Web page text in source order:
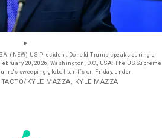
(NEW) US President Donald Trump speaks during a
20, 2026, Washington, D.C., USA: The US Supreme
sweeping global tariffs on Friday, under
KYLE MAZZA, KYLE MAZZA